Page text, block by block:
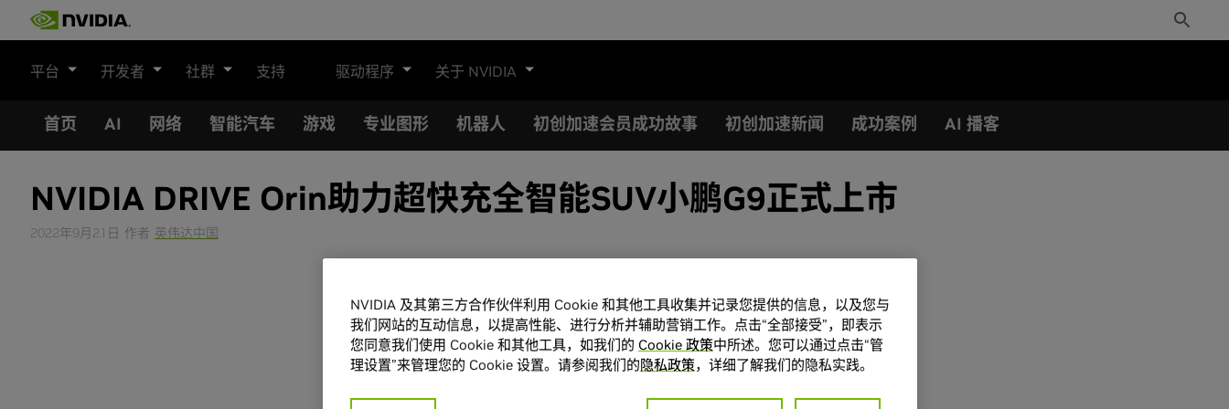
Toggle
Search
平台 开发者 社群 支持 驱动程序 关于 NVIDIA
首页 AI 网络 智能汽车 游戏 专业图形 机器人 初创加速会员成功故事 初创加速新闻 成功案例 AI 播客
NVIDIA DRIVE Orin助力超快充全智能SUV小鹏G9正式上市
2022年9月21日 作者 英伟达中国
NVIDIA 及其第三方合作伙伴利用 Cookie 和其他工具收集并记录您提供的信息，以及您与
我们网站的互动信息，以提高性能、进行分析并辅助营销工作。点击“全部接受”，即表示
您同意我们使用 Cookie 和其他工具，如我们的 Cookie 政策中所述。您可以通过点击“管
理设置”来管理您的 Cookie 设置。请参阅我们的隐私政策，详细了解我们的隐私实践。